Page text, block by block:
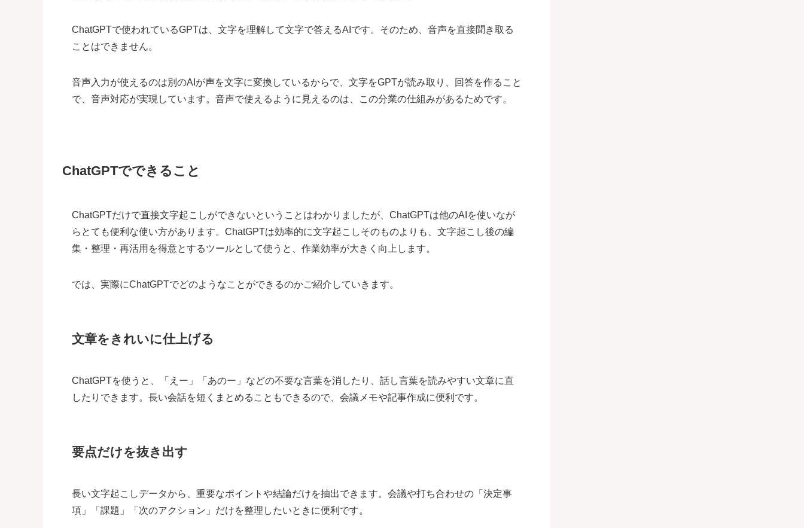
ChatGPTで使われているGPTは、文字を理解して文字で答えるAIです。そのため、音声を直接聞き取る
ことはできません。
音声入力が使えるのは別のAIが声を文字に変換しているからで、文字をGPTが読み取り、回答を作ること
で、音声対応が実現しています。音声で使えるように見えるのは、この分業の仕組みがあるためです。
ChatGPTでできること
ChatGPTだけで直接文字起こしができないということはわかりましたが、ChatGPTは他のAIを使いなが
らとても便利な使い方があります。ChatGPTは効率的に文字起こしそのものよりも、文字起こし後の編
集・整理・再活用を得意とするツールとして使うと、作業効率が大きく向上します。
では、実際にChatGPTでどのようなことができるのかご紹介していきます。
文章をきれいに仕上げる
ChatGPTを使うと、「えー」「あのー」などの不要な言葉を消したり、話し言葉を読みやすい文章に直
したりできます。長い会話を短くまとめることもできるので、会議メモや記事作成に便利です。
要点だけを抜き出す
長い文字起こしデータから、重要なポイントや結論だけを抽出できます。会議や打ち合わせの「決定事
項」「課題」「次のアクション」だけを整理したいときに便利です。